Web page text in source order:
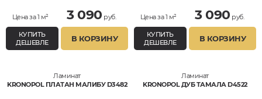
Цена за 1 м² 3 090 руб.
КУПИТЬ
ДЕШЕВЛЕ
В КОРЗИНУ
Цена за 1 м² 3 090 руб.
КУПИТЬ
ДЕШЕВЛЕ
В КОРЗИНУ
Ламинат
KRONOPOL ПЛАТАН МАЛИБУ D3482
Ламинат
KRONOPOL ДУБ ТАМАЛА D4522